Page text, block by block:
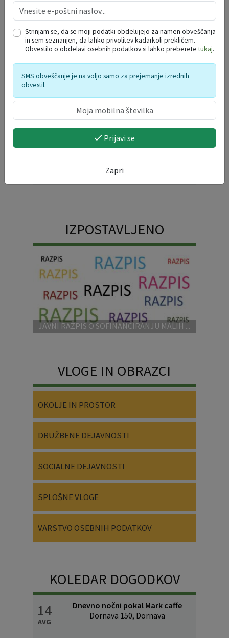
REEF: ENERGIJSKA
UČINKOVITOST NA
PRVEM MESTU (EE1ST)
IZPOSTAVLJENO
JAVNI RAZPIS O SOFINANCIRANJU MALIH ...
VLOGE IN OBRAZCI
OKOLJE IN PROSTOR
DRUŽBENE DEJAVNOSTI
SOCIALNE DEJAVNOSTI
SPLOŠNE VLOGE
VARSTVO OSEBNIH PODATKOV
KOLEDAR DOGODKOV
14
AVG
Dnevno nočni pokal Mark caffe
Dornava 150, Dornava
Strinjam se, da se moji podatki obdelujejo za namen obveščanja
in sem seznanjen, da lahko privolitev kadarkoli prekličem.
Obvestilo o obdelavi osebnih podatkov si lahko preberetetukaj.
SMS obveščanje je na voljo samo za prejemanje izrednih
obvestil.
Prijavi se
Zapri